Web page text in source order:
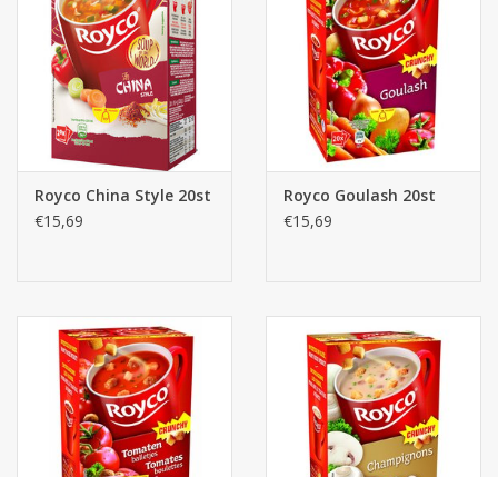
Paasgeschenken
Merken
Royco China Style 20st
€15,69
Royco Goulash 20st
€15,69